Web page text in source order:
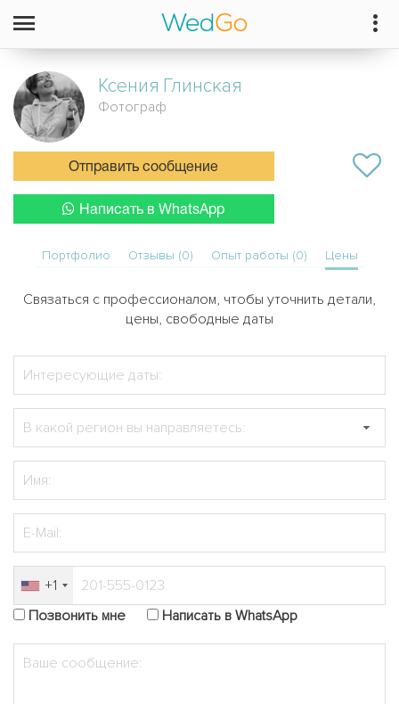
Ксения Глинская
Фотограф
Отправить сообщение
Написать в WhatsApp
Портфолио Отзывы (0) Опыт работы (0) Цены
Связаться с профессионалом, чтобы уточнить детали,
цены, свободные даты
+1
Позвонить мне
Написать в WhatsApp